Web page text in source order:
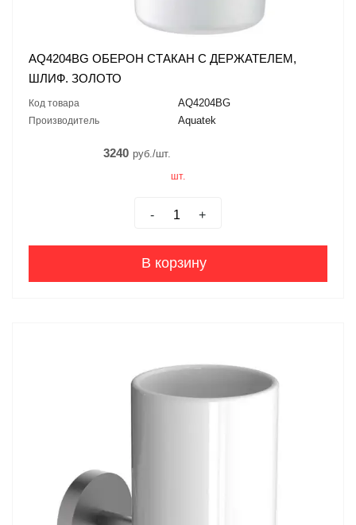
AQ4204BG ОБЕРОН СТАКАН С ДЕРЖАТЕЛЕМ,
ШЛИФ. ЗОЛОТО
Код товара AQ4204BG
Производитель Aquatek
3240 руб./шт.
шт.
- +
В корзину